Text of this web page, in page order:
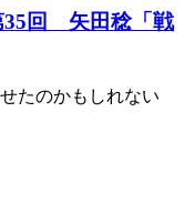
35回 矢田稔「戦
たのかもしれない